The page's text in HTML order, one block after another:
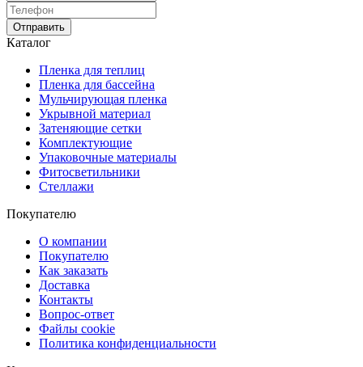
Отправить
Каталог
Пленка для теплиц
Пленка для бассейна
Мульчирующая пленка
Укрывной материал
Затеняющие сетки
Комплектующие
Упаковочные материалы
Фитосветильники
Стеллажи
Покупателю
О компании
Покупателю
Как заказать
Доставка
Контакты
Вопрос-ответ
Файлы cookie
Политика конфиденциальности